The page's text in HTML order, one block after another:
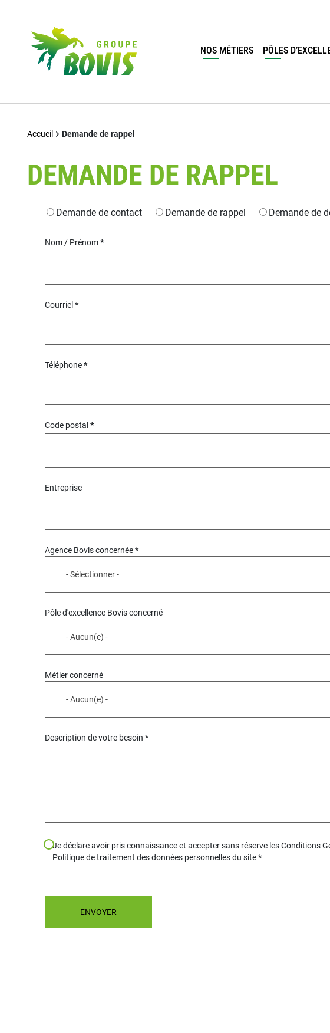
NOS MÉTIERS PÔLES
Accueil Demande de rappel
DEMANDE DE RAPPEL
Type de demande
Demande de contact Demande de rappel Demande de
Nom / Prénom
Courriel
Téléphone
Code postal
Entreprise
Agence Bovis concernée
- Sélectionner -
Pôle d'excellence Bovis concerné
- Aucun(e) -
Métier concerné
- Aucun(e) -
Description de votre besoin
Je déclare avoir pris connaissance et accepter sans réserve les Conditions
Politique de traitement des données personnelles du site